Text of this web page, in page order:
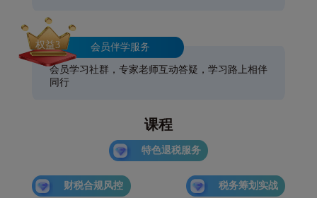
会员伴学服务
权益3
会员学习社群，专家老师互动答疑，学习路上相伴
同行
课程
特色退税服务
财税合规风控 税务筹划实战